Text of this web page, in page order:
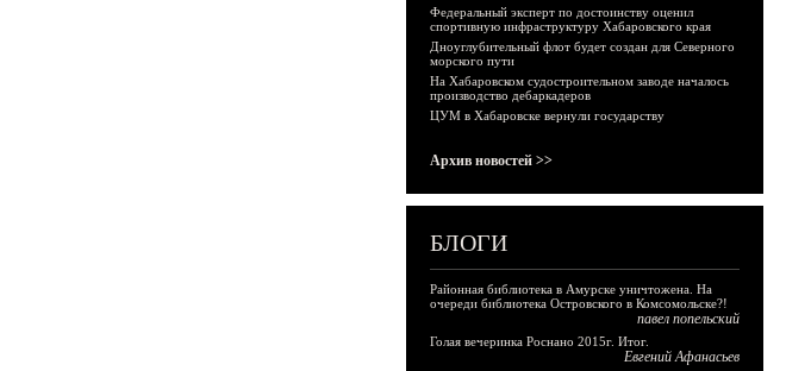
Федеральный эксперт по достоинству оценил
спортивную инфраструктуру Хабаровского края
Дноуглубительный флот будет создан для Северного
морского пути
На Хабаровском судостроительном заводе началось
производство дебаркадеров
ЦУМ в Хабаровске вернули государству
Архив новостей >>
БЛОГИ
Районная библиотека в Амурске уничтожена. На
очереди библиотека Островского в Комсомольске?!
павел попельский
Голая вечеринка Роснано 2015г. Итог.
Евгений Афанасьев